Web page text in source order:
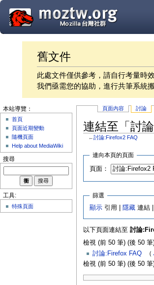
舊文件
此處文件僅供參考，請自行考量時
我們亟需您的協助，進行共筆系統
頁面內容 討論
連結至「討
←討論:Firefox2 FAQ
連向本頁的頁面
頁面：
篩選
顯示 引用 | 隱藏 連結 |
以下頁面連結至 討論
檢視 (前 50 筆) (後 50 筆
討論:Firefox FAQ‎ （
檢視 (前 50 筆) (後 50 筆
本站導覽：
首頁
頁面近期變動
隨機頁面
Help about MediaWiki
搜尋
工具:
特殊頁面